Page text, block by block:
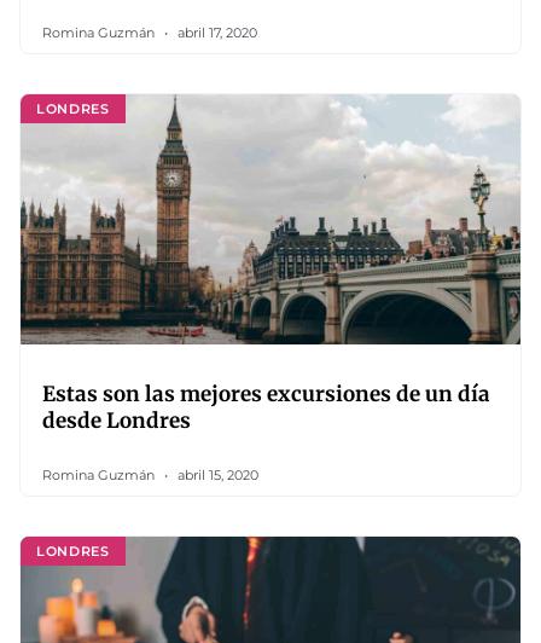
Romina Guzmán abril 17, 2020
LONDRES
Estas son las mejores excursiones de un día
desde Londres
Romina Guzmán abril 15, 2020
LONDRES